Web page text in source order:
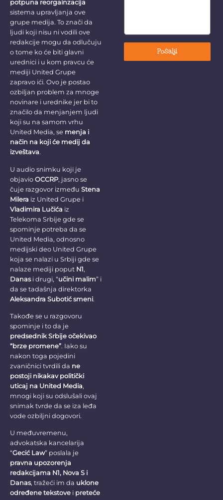
potpuna reorgainzacija
sistema upravljanja ove
grupe medija. To znači da
ljudi koji nisu ni vodili ove
redakcije mogu da odlučuju
o tome ko će biti glavni
urednici i u kom pravcu će
mediji United Grupe
zapravo ići. Ovo je postao
ozbiljan problem za mnoge
novinare i urednike jer bi to
značilo da menjanjem ljudi
koji su na samom vrhu
United Media, se menja i
način na koji će medij da
izveštava.
U audio snimku koji je
objavio OCCRP, jasno se
čuje razgovor između Stena
Milera iz United Grupe i
Vladimira Lučića iz
Telekoma Srbije gde se
spominje potreba da se
United Media, odnosno
medijski deo United Grupe
koja se nalazi u Srbiji gde se
nalaze mediji poput N1,
Danas i drugi, “učini malim” i
da se tadašnja direktorka
Aleksandra Subotić smeni.
Takođe se u razgovoru
spominje i to da je
predsednik Srbije očekivao
“brze promene”. Iako su
nakon toga pojedini
zvaničnici tvrdili da ne
postoji nikakav politički
uticaj na United Media,
mnogi koji su odslušali ovaj
snimak tvrde da se iza leđa
vode ozbiljni dogovori.
U međuvremenu,
advokatska kancelarija
“Gecić Law” poslala je
pravna upozorenja
redakcijama N1, Nova S i
Danas, tražeći im da uklone
određene tekstove i preteće
Pošalji